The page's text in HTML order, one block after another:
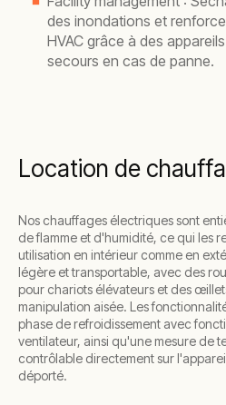
des inondations et
HVAC grâce à des
secours en cas de panne.
Location de
Nos chauffages électriques sont
de flamme et d'humidité, ce qui les
utilisation en intérieur comme en
légère et transportable, avec des
pour chariots élévateurs et des
manipulation aisée. Les
phase de refroidissement avec
ventilateur, ainsi qu'une mesure de
contrôlable directement sur
déporté.